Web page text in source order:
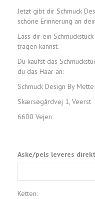
Jetzt gibt dir Schmuck
schöne Erinnerung an
Lass dir ein
tragen kannst.
Du kaufst das
du das Haar an:
Schmuck Design By Mette
Skærsøgårdvej 1, Veerst
6600 Vejen
Aske/pels leveres
Ketten: